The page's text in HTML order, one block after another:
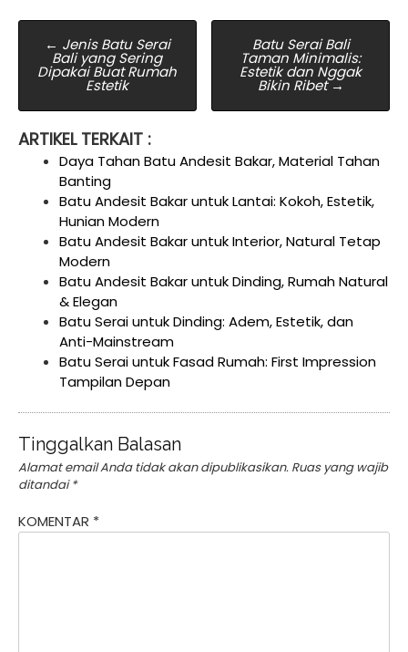
Post
navigation
← Jenis Batu Serai
Bali yang Sering
Dipakai Buat Rumah
Estetik
Batu Serai Bali
Taman Minimalis:
Estetik dan Nggak
Bikin Ribet→
ARTIKEL TERKAIT :
Daya Tahan Batu Andesit Bakar, Material Tahan
Banting
Batu Andesit Bakar untuk Lantai: Kokoh, Estetik,
Hunian Modern
Batu Andesit Bakar untuk Interior, Natural Tetap
Modern
Batu Andesit Bakar untuk Dinding, Rumah Natural
& Elegan
Batu Serai untuk Dinding: Adem, Estetik, dan
Anti-Mainstream
Batu Serai untuk Fasad Rumah: First Impression
Tampilan Depan
Tinggalkan Balasan
Alamat email Anda tidak akan dipublikasikan. Ruas yang wajib
ditandai*
KOMENTAR *